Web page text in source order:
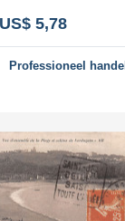
5,78
Professioneel